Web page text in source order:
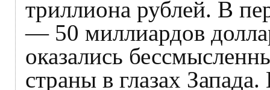
триллиона рублей. В
— 50 миллиардов
оказались
страны в глазах